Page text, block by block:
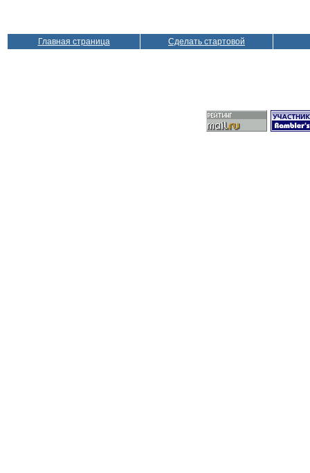
Главная страница Сделать стартовой